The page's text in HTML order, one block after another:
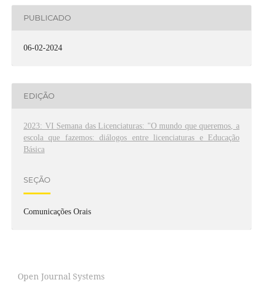
PUBLICADO
06-02-2024
EDIÇÃO
2023: VI Semana das Licenciaturas: "O mundo que queremos, a
escola que fazemos: diálogos entre licenciaturas e Educação
Básica
SEÇÃO
Comunicações Orais
Open Journal Systems